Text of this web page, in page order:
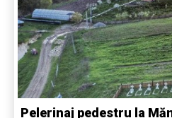
Pelerinaj pedestru la